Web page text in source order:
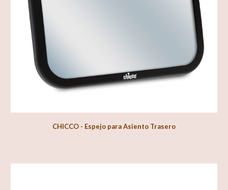
CHICCO - Espejo para Asiento Trasero